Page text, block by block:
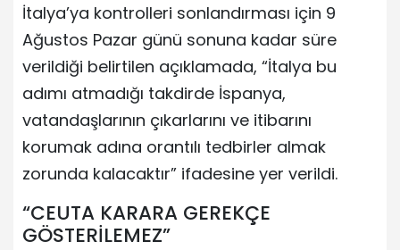
İtalya’ya kontrolleri sonlandırması için 9
Ağustos Pazar günü sonuna kadar süre
verildiği belirtilen açıklamada, “İtalya bu
adımı atmadığı takdirde İspanya,
vatandaşlarının çıkarlarını ve itibarını
korumak adına orantılı tedbirler almak
zorunda kalacaktır” ifadesine yer verildi.
“CEUTA KARARA GEREKÇE
GÖSTERİLEMEZ”